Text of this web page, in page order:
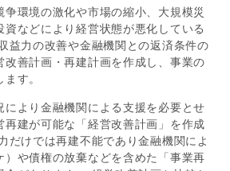
争環境の激化や市場の縮小、大規模災
資などにより経営状態が悪化している
益力の改善や金融機関との返済条件の
改善計画・再建計画を作成し、事業の
す。
により金融機関による支援を必要とせ
再建が可能な「経営改善計画」を作成
だけでは再建不能であり金融機関によ
）や債権の放棄などを含めた「事業再